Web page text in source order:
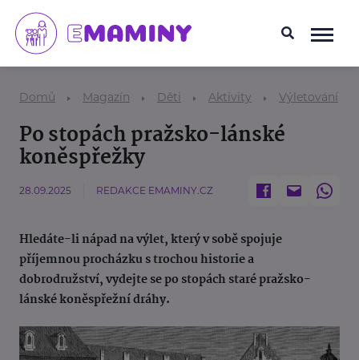
Domů Magazín Děti Aktivity Výletování
Po stopách pražsko-lánské
koněspřežky
28.09.2025 REDAKCE EMAMINY.CZ
Hledáte-li nápad na výlet, který v sobě spojuje
příjemnou procházku s trochou historie a
dobrodružství, vydejte se po stopách staré pražsko-
lánské koněspřežní dráhy.